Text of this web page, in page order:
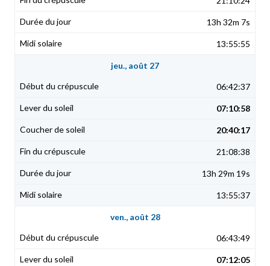
13h 32m 7s
13:55:55
jeu., août 27
06:42:37
07:10:58
20:40:17
21:08:38
13h 29m 19s
13:55:37
ven., août 28
06:43:49
07:12:05